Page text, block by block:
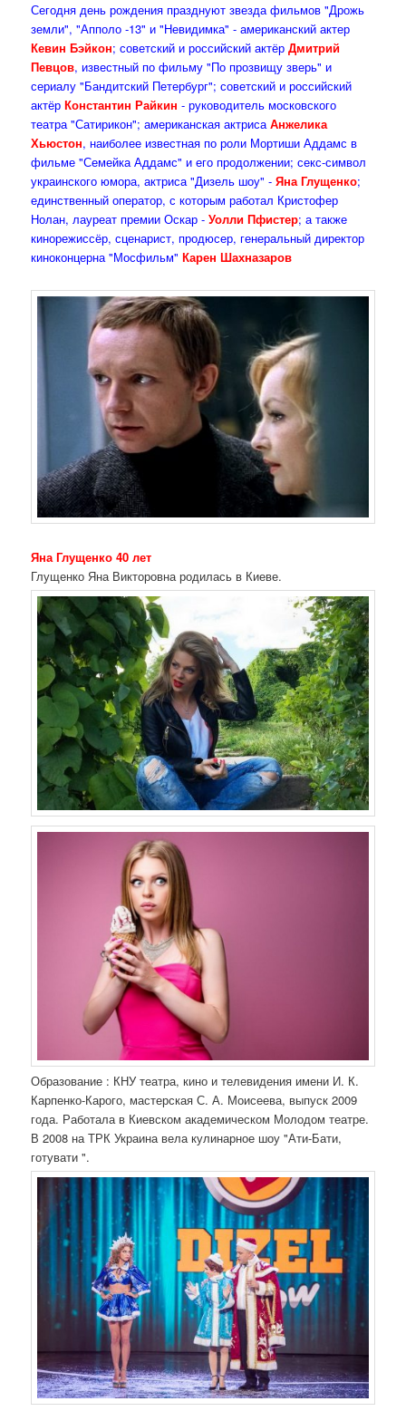
Сегодня день рождения празднуют звезда фильмов "Дрожь
земли", "Апполо -13" и "Невидимка" - американский актер
Кевин Бэйкон; советский и российский актёрДмитрий
Певцов, известный по фильму "По прозвищу зверь" и
сериалу "Бандитский Петербург"; советский и российский
актёр Константин Райкин - руководитель московского
театра "Сатирикон"; американская актрисаАнжелика
Хьюстон, наиболее известная по роли Мортиши Аддамс в
фильме "Семейка Аддамс" и его продолжении; секс-символ
украинского юмора, актриса "Дизель шоу" -Яна Глущенко;
единственный оператор, с которым работал Кристофер
Нолан, лауреат премии Оскар -Уолли Пфистер; а также
кинорежиссёр, сценарист, продюсер, генеральный директор
киноконцерна "Мосфильм"Карен Шахназаров
Яна Глущенко 40 лет
Глущенко Яна Викторовна родилась в Киеве.
Образование : КНУ театра, кино и телевидения имени И. К.
Карпенко-Карого, мастерская С. А. Моисеева, выпуск 2009
года. Работала в Киевском академическом Молодом театре.
В 2008 на ТРК Украина вела кулинарное шоу "Ати-Бати,
готувати ".